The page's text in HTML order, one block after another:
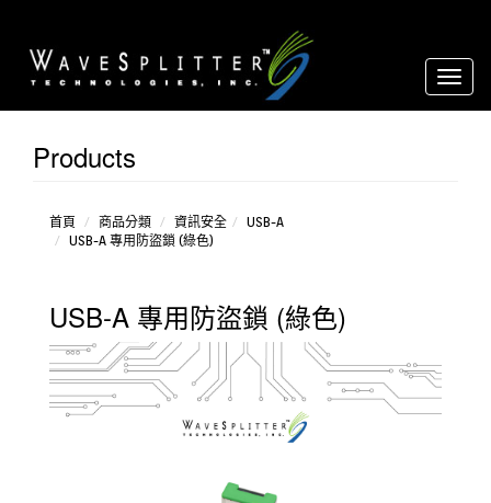
USB-
Products
首頁 商品分類 資訊安全
USB-A
USB-A 專用防盜鎖 (綠色)
USB-A 專用防盜鎖 (綠色)